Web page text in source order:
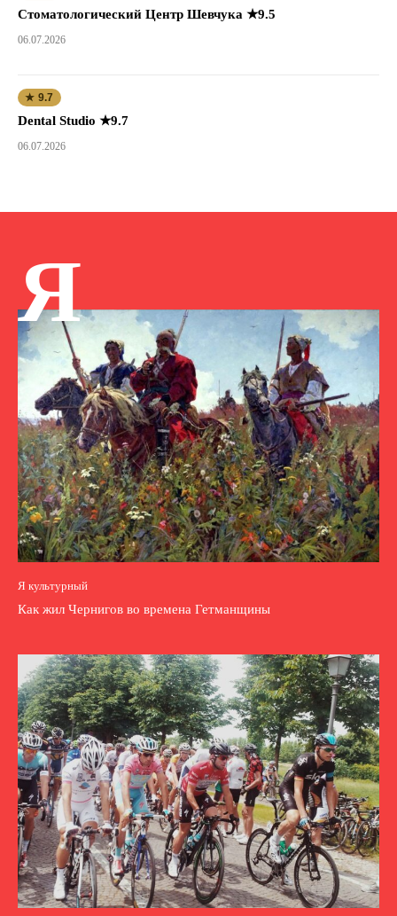
Стоматологический Центр Шевчука ★9.5
06.07.2026
★ 9.7
Dental Studio ★9.7
06.07.2026
Я
Я культурный
Как жил Чернигов во времена Гетманщины